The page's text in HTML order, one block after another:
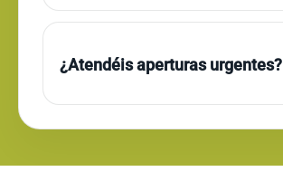
¿Atendéis aperturas urgentes?